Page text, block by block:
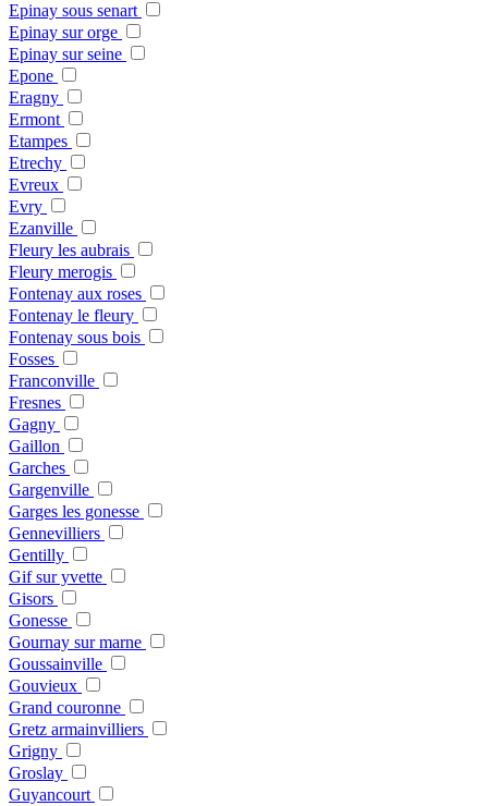
Epinay sous senart
Epinay sur orge
Epinay sur seine
Epone
Eragny
Ermont
Etampes
Etrechy
Evreux
Evry
Ezanville
Fleury les aubrais
Fleury merogis
Fontenay aux roses
Fontenay le fleury
Fontenay sous bois
Fosses
Franconville
Fresnes
Gagny
Gaillon
Garches
Gargenville
Garges les gonesse
Gennevilliers
Gentilly
Gif sur yvette
Gisors
Gonesse
Gournay sur marne
Goussainville
Gouvieux
Grand couronne
Gretz armainvilliers
Grigny
Groslay
Guyancourt